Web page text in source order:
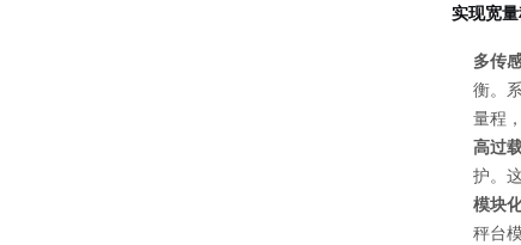
实现宽量
多传
衡。
量程
高过
护。
模块
秤台